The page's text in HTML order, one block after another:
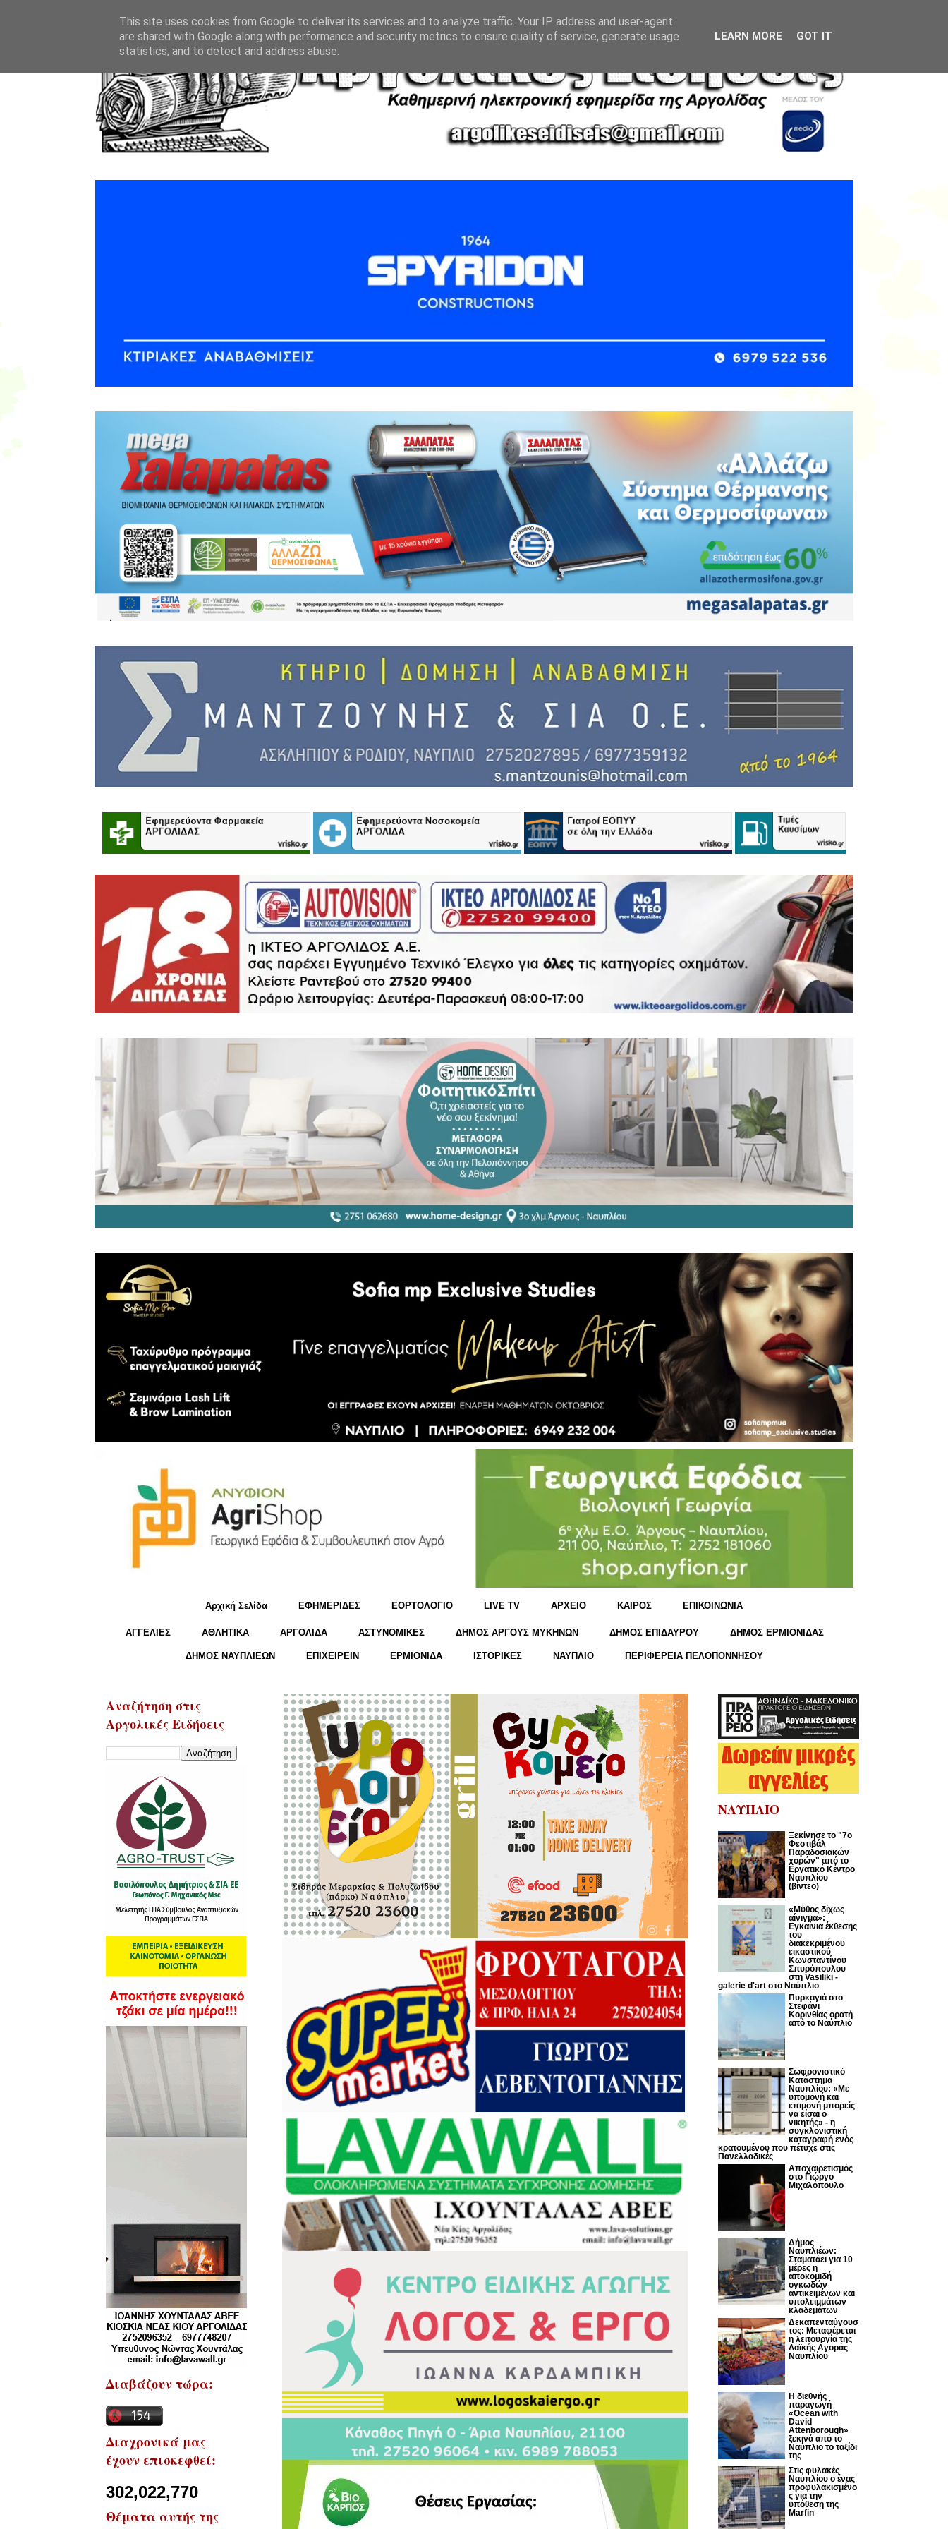
Αρχική Σελίδα ΕΦΗΜΕΡΙΔΕΣ ΕΟΡΤΟΛΟΓΙΟ LIVE TV ΑΡΧΕΙΟ KΑΙΡΟΣ ΕΠΙΚΟΙΝΩΝΙΑ
ΑΓΓΕΛΙΕΣ ΑΘΛΗΤΙΚΑ ΑΡΓΟΛΙΔΑ ΑΣΤΥΝΟΜΙΚΕΣ ΔΗΜΟΣ ΑΡΓΟΥΣ ΜΥΚΗΝΩΝ ΔΗΜΟΣ ΕΠΙΔΑΥΡΟΥ ΔΗΜΟΣ ΕΡΜΙΟΝΙΔΑΣ
ΔΗΜΟΣ ΝΑΥΠΛΙΕΩΝ ΕΠΙΧΕΙΡΕΙΝ ΕΡΜΙΟΝΙΔΑ ΙΣΤΟΡΙΚΕΣ ΝΑΥΠΛΙΟ ΠΕΡΙΦΕΡΕΙΑ ΠΕΛΟΠΟΝΝΗΣΟΥ
Αναζήτηση στις
Αργολικές Ειδήσεις
Διαβάζουν τώρα:
Διαχρονικά μας
έχουν επισκεφθεί:
302,022,770
Θέματα αυτής της
ΝΑΥΠΛΙΟ
Ξεκίνησε το "7ο
Φεστιβάλ
Παραδοσιακών
χορών" από το
Εργατικό Κέντρο
Ναυπλίου
(βίντεο)
«Μύθος δίχως
αίνιγμα»:
Εγκαίνια έκθεσης
του
διακεκριμένου
εικαστικού
Κωνσταντίνου
Σπυρόπουλου
στη Vasiliki -
galerie d'art στο Ναύπλιο
Πυρκαγιά στο
Στεφάνι
Κορινθίας ορατή
από το Ναύπλιο
Σωφρονιστικό
Κατάστημα
Ναυπλίου: «Με
υπομονή και
επιμονή μπορείς
να είσαι ο
νικητής» - η
συγκλονιστική
καταγραφή ενός
κρατουμένου που πέτυχε στις
Πανελλαδικές
Αποχαιρετισμός
στο Γιώργο
Μιχαλόπουλο
Δήμος
Ναυπλιέων:
Σταματάει για 10
μέρες η
αποκομιδή
ογκωδών
αντικειμένων και
υπολειμμάτων
κλαδεμάτων
Δεκαπενταύγουσ
τος: Μεταφέρεται
η λειτουργία της
Λαϊκής Αγοράς
Ναυπλίου
Η διεθνής
παραγωγή
«Ocean with
David
Attenborough»
ξεκινά από το
Ναύπλιο το ταξίδι
της
Στις φυλακές
Ναυπλίου ο ένας
προφυλακισμένο
ς για την
υπόθεση της
Marfin
This site uses cookies from Google to deliver its services and to analyze traffic. Your IP address and user-agent
are shared with Google along with performance and security metrics to ensure quality of service, generate usage
statistics, and to detect and address abuse.
LEARN MORE GOT IT